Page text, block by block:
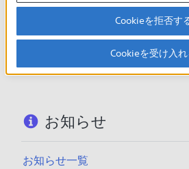
製品に関する重要な
重要なお知らせ一覧
お知らせ
お知らせ一覧
Cookieを拒否す
Cookieを受け入れ